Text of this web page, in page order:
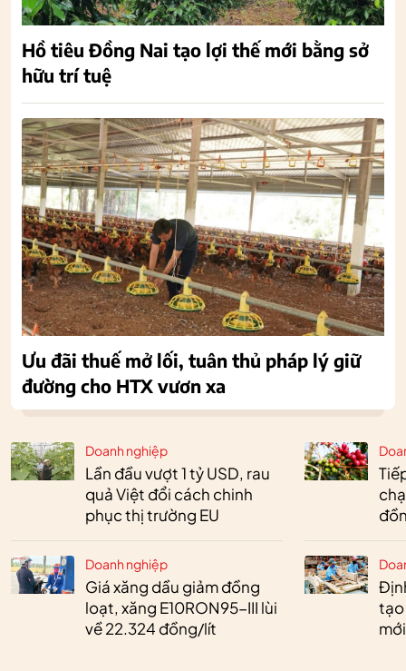
Doanh nghiệp
Lần đầu vượt 1 tỷ USD, rau
quả Việt đổi cách chinh
phục thị trường EU
Doanh nghiệp
Giá xăng dầu giảm đồng
loạt, xăng E10RON95-III lùi
về 22.324 đồng/lít
tạo
Hồ tiêu Đồng Nai tạo lợi thế mới bằng sở
hữu trí tuệ
Ưu đãi thuế mở lối, tuân thủ pháp lý giữ
đường cho HTX vươn xa